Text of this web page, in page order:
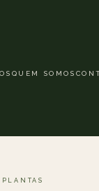
QUEM SOMOS
PLANTAS